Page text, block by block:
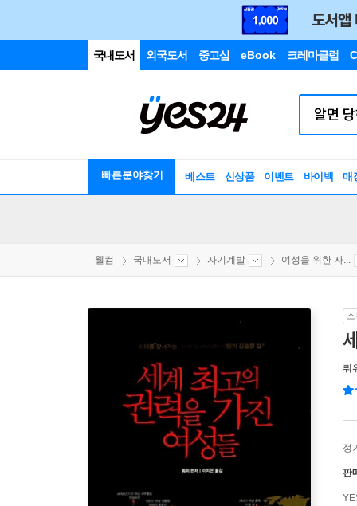
국내도서 외국도서 중고샵 eBook 크레마클럽
빠른분야찾기 베스트 신상품 이벤트 바이백 매
웰컴 국내도서 자기계발 여성을 위한 자...
뤄
정
판